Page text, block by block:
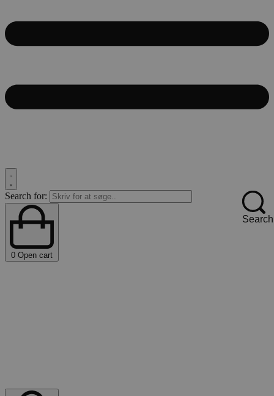
Search for:
Search
0 Open cart